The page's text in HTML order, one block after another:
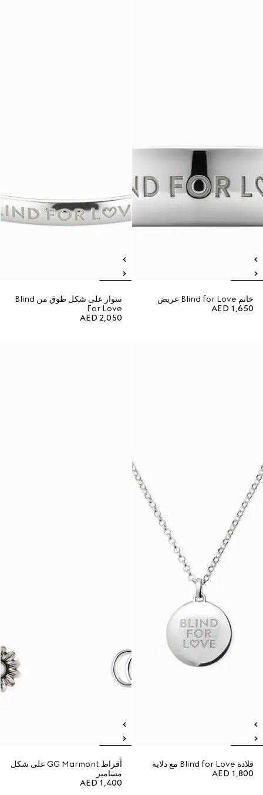
خاتم Blind for Love عريض
AED 1,650
سوار على شكل طوق من Blind
For Love
AED 2,050
قلادة Blind for Love مع دلاية
AED 1,800
أقراط GG Marmont على شكل
مسامير
AED 1,400